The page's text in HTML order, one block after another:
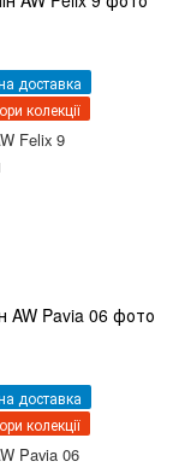
доставка
колекції
Felix 9
доставка
колекції
Pavia 06